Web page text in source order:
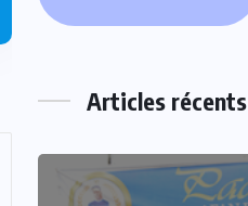
Articles récents